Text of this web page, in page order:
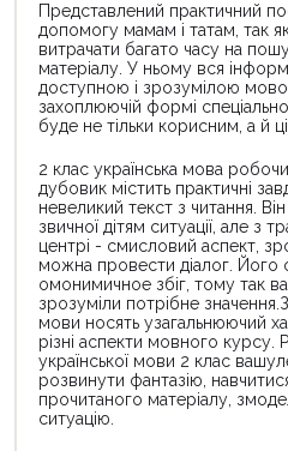
Представлений практичний
допомогу мамам і татам, так
витрачати багато часу на
матеріалу. У ньому вся
доступною і зрозумілою
захоплюючій формі
буде не тільки корисним, а й
2 клас українська мова
дубовик містить практичні
невеликий текст з читання.
звичної дітям ситуації, але з
центрі - смисловий аспект,
можна провести діалог. Його
омонимичное збіг, тому так
зрозуміли потрібне
мови носять узагальнюючий
різні аспекти мовного курсу.
української мови 2 клас
розвинути фантазію,
прочитаного матеріалу,
ситуацію.